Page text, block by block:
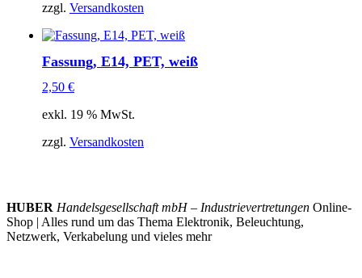
zzgl. Versandkosten
Fassung, E14, PET, weiß
2,50 €
exkl. 19 % MwSt.
zzgl. Versandkosten
HUBER Handelsgesellschaft mbH – Industrievertretungen Online-
Shop | Alles rund um das Thema Elektronik, Beleuchtung,
Netzwerk, Verkabelung und vieles mehr